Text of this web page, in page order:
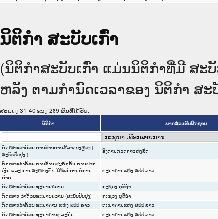
ນິຕິກໍາ ສະບັບເກົ່າ
(ນິຕິກໍາສະບັບເກົ່າ ແມ່ນນິຕິກໍາທີ່ມີ ສ
ຫລັງ ຕາມກໍານົດເວລາຂອງ ນິຕິກໍາ ສະ
ສະແດງ 31-40 ຂອງ 289 ຜົນທີ່ໄດ້ຮັບ.
ນິຕິກໍາ ພາກສ່ວນຮັບຜິດຊອບ
ກົດໝາຍວ່າດ້ວຍ ການຕ້ານການສໍ້ລາດບັງຫຼວງ (
ສະບັບປັບປຸງ )
ອົງການກວດກາແຫ່ງລັດ
ກົດໝາຍວ່າດ້ວຍ ການຕ້ານ ສະກັດກັ້ນ ການຟອກ
ເງິນ ແລະ ການສະໜອງທຶນ ໃຫ້ແກ່ການກໍ່ການ
ຮ້າຍ
ທະນາຄານແຫ່ງ ສປປ ລາວ
ກົດໝາຍວ່າດ້ວຍ ທະນາຍຄວາມ
ກະຊວງ ຍຸຕິທໍາ
ກົດໝາຍ ວ່າດ້ວຍທະນາຍຄວາມ (ສະບັບປັບປຸງ)
ກະຊວງ ຍຸຕິທໍາ
ກົດໝາຍວ່າດ້ວຍ ທະນາຄານ ແຫ່ງ ສປປ ລາວ
ທະນາຄານແຫ່ງ ສປປ ລາວ
ກົດໝາຍວ່າດ້ວຍ ທະນາຄານທຸລະກິດ
ທະນາຄານແຫ່ງ ສປປ ລາວ